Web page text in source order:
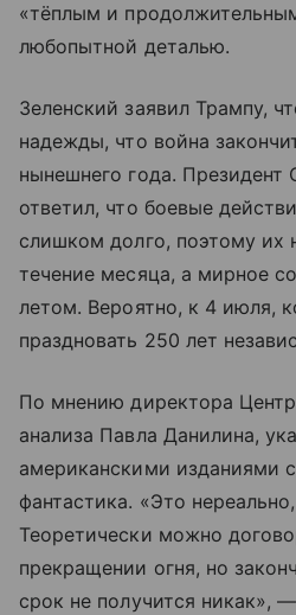
«тёплым и
любопытной деталью.
Зеленский заявил Трампу,
надежды, что война
нынешнего года.
ответил, что боевые
слишком долго, поэтому их
течение месяца, а мирное
летом. Вероятно, к 4 июля,
праздновать 250 лет
По мнению директора
анализа Павла Данилина,
американскими изданиями
фантастика. «Это
Теоретически можно
прекращении огня, но
срок не получится никак»,